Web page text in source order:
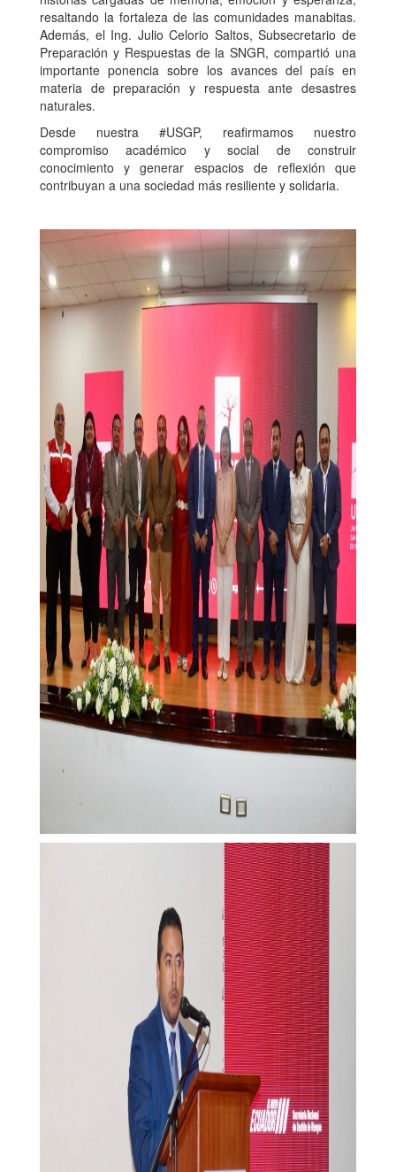
resaltando la fortaleza de las comunidades manabitas.
Además, el Ing. Julio Celorio Saltos, Subsecretario de
Preparación y Respuestas de la SNGR, compartió una
importante ponencia sobre los avances del país en
materia de preparación y respuesta ante desastres
naturales.
Desde nuestra #USGP, reafirmamos nuestro
compromiso académico y social de construir
conocimiento y generar espacios de reflexión que
contribuyan a una sociedad más resiliente y solidaria.